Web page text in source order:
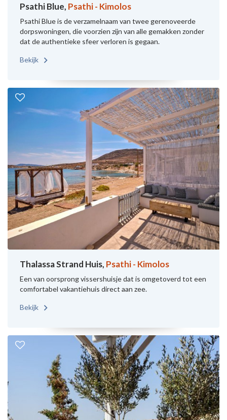
Psathi Blue, Psathi - Kimolos
Psathi Blue is de verzamelnaam van twee gerenoveerde
dorpswoningen, die voorzien zijn van alle gemakken zonder
dat de authentieke sfeer verloren is gegaan.
Bekijk
Thalassa Strand Huis, Psathi - Kimolos
Een van oorsprong vissershuisje dat is omgetoverd tot een
comfortabel vakantiehuis direct aan zee.
Bekijk